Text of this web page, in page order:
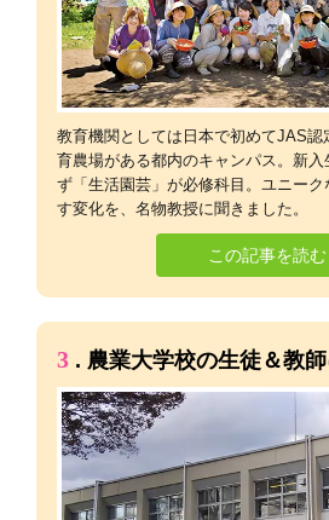
教育機関としては日本で初めてJAS認
育農場がある都内のキャンパス。新
ず「生活園芸」が必修科目。ユニー
す変化を、名物教授に聞きました。
この記事を読む
3 . 農業大学校の生徒＆教